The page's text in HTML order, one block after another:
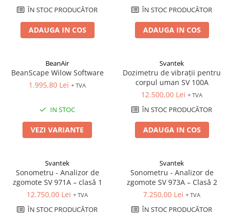
ÎN STOC PRODUCĂTOR
ADAUGA IN COS
ÎN STOC PRODUCĂTOR
ADAUGA IN COS
BeanAir
BeanScape Wilow Software
1.995,80 Lei + TVA
IN STOC
VEZI VARIANTE
Svantek
Dozimetru de vibrații pentru
corpul uman SV 100A
12.500,00 Lei + TVA
ÎN STOC PRODUCĂTOR
ADAUGA IN COS
Svantek
Sonometru - Analizor de
zgomote SV 971A – clasă 1
12.750,00 Lei + TVA
ÎN STOC PRODUCĂTOR
Svantek
Sonometru - Analizor de
zgomote SV 973A – Clasă 2
7.250,00 Lei + TVA
ÎN STOC PRODUCĂTOR